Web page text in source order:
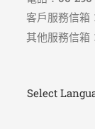
客戶服務信箱
其他服務信箱
Select